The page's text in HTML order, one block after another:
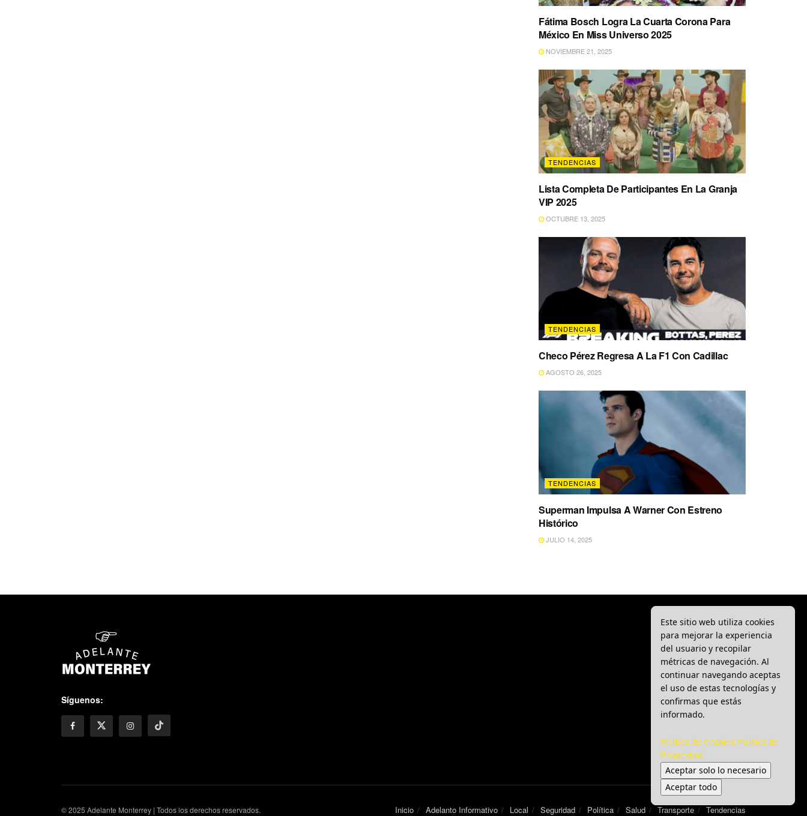
Fátima Bosch Logra La Cuarta Corona Para
México En Miss Universo 2025
NOVIEMBRE 21, 2025
TENDENCIAS
Lista Completa De Participantes En La Granja
VIP 2025
OCTUBRE 13, 2025
TENDENCIAS
Checo Pérez Regresa A La F1 Con Cadillac
AGOSTO 26, 2025
TENDENCIAS
Superman Impulsa A Warner Con Estreno
Histórico
JULIO 14, 2025
Síguenos:
Inicio Adelanto Informativo Local Seguridad Política Salud Transporte Tendencias
© 2025 Adelante Monterrey | Todos los derechos reservados.
Este sitio web utiliza cookies
para mejorar la experiencia
del usuario y recopilar
métricas de navegación. Al
continuar navegando aceptas
el uso de estas tecnologías y
confirmas que estás
informado.
Política de Cookies Política de
Privacidad
Aceptar solo lo necesario
Aceptar todo